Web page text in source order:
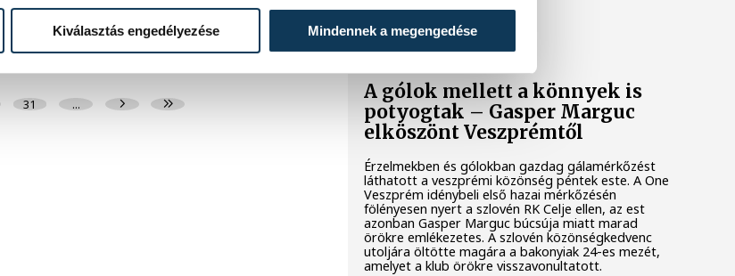
Kiválasztás engedélyezése Mindennek a megengedése
29. 12:00
31 ...
A gólok mellett a könnyek is
potyogtak – Gasper Marguc
elköszönt Veszprémtől
Érzelmekben és gólokban gazdag gálamérkőzést
láthatott a veszprémi közönség péntek este. A One
Veszprém idénybeli első hazai mérkőzésén
fölényesen nyert a szlovén RK Celje ellen, az est
azonban Gasper Marguc búcsúja miatt marad
örökre emlékezetes. A szlovén közönségkedvenc
utoljára öltötte magára a bakonyiak 24-es mezét,
amelyet a klub örökre visszavonultatott.